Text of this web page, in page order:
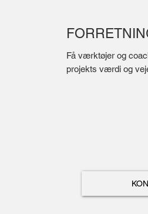
Få værktøjer og
projekts værdi og